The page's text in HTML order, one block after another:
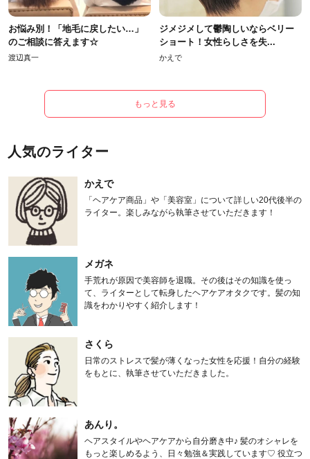
お悩み別！「地毛に戻したい…」
のご相談に答えます☆
渡辺真一
ジメジメして鬱陶しいならベリー
ショート！女性らしさを失...
かえで
もっと見る
人気のライター
かえで
「ヘアケア商品」や「美容室」について詳しい20代後半の
ライター。楽しみながら執筆させていただきます！
メガネ
手荒れが原因で美容師を退職。その後はその知識を使っ
て、ライターとして転身したヘアケアオタクです。髪の知
識をわかりやすく紹介します！
さくら
日常のストレスで髪が薄くなった女性を応援！自分の経験
をもとに、執筆させていただきました。
あんり。
ヘアスタイルやヘアケアから自分磨き中♪ 髪のオシャレを
もっと楽しめるよう、日々勉強＆実践しています♡ 役立つ